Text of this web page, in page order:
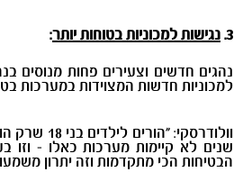
3. נגישות למכוניות בטוחות יותר:
נהגים חדשים וצעירים פחות מנוסים
למכוניות חדשות המצוידות במערכות
שנים לא קיימות מערכות כאלו - וזו
הבטיחות הכי מתקדמות וזה יתרון